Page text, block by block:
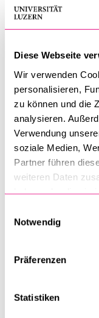
Diese Webseite
Wir verwenden
personalisieren,
zu können und die
analysieren.
Verwendung
soziale Medien,
Partner führen
weiteren Daten
Notwendig
Präferenzen
Statistiken
Overview
Wegleitung zur
To support students
following guide is
Plagiarism
Merkblatt